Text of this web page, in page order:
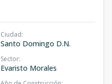
Ciudad:
Santo Domingo D.N.
Sector:
Evaristo Morales